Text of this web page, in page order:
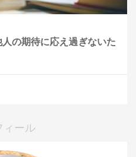
人の期待に応え過ぎないた
ィール